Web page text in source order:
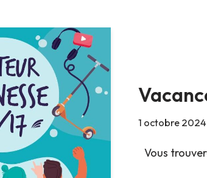
1 octobre 2024
Vous